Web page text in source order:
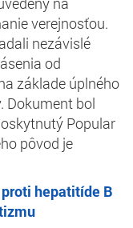
verejnosťou.
nezávislé
od
základe úplného
Dokument bol
Popular
pôvod je
hepatitíde B